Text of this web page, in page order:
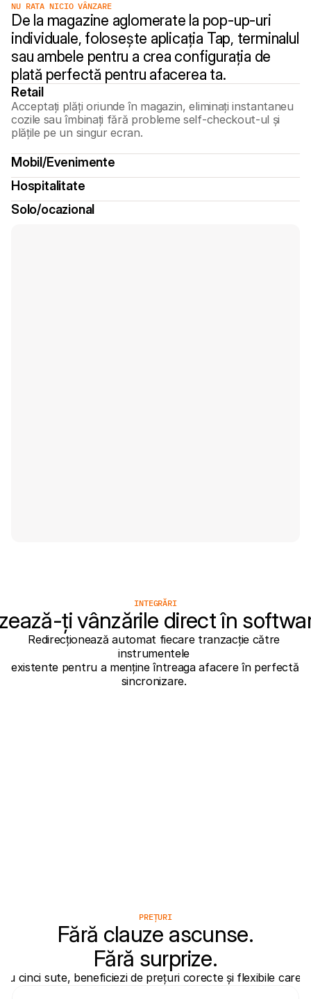
NU RATA NICIO VÂNZARE
De la magazine aglomerate la pop-up-uri
individuale, folosește aplicația Tap, terminalul
sau ambele pentru a crea configurația de
plată perfectă pentru afacerea ta.
Retail
Acceptați plăți oriunde în magazin, eliminați instantaneu
cozile sau îmbinați fără probleme self-checkout-ul și
plățile pe un singur ecran.
Mobil/Evenimente
Hospitalitate
Solo/ocazional
INTEGRĂRI
ți vânzările direct în
Redirecționează automat fiecare tranzacție către
instrumentele
existente pentru a menține întreaga afacere în perfectă
sincronizare.
PREȚURI
Fără clauze ascunse.
Fără surprize.
cinci sute, beneficiezi de prețuri corecte și flexibile care